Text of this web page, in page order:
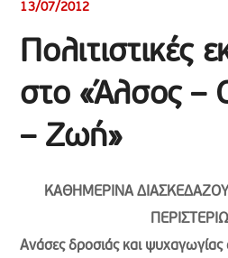
13/07/2012
Πολιτιστικές
στο «Άλσος –
– Ζωή»
ΚΑΘΗΜΕΡΙΝΑ
Ανάσες δροσιάς και ψυχαγωγίας